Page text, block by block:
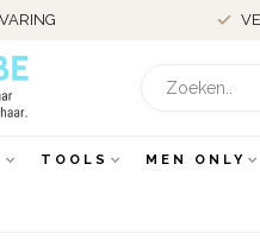
TOOLS MEN ONLY